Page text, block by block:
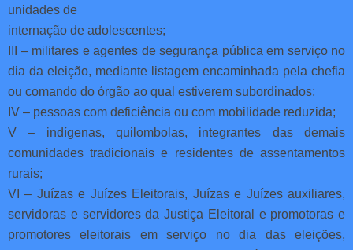
unidades de
internação de adolescentes;
III – militares e agentes de segurança pública em serviço no
dia da eleição, mediante listagem encaminhada pela chefia
ou comando do órgão ao qual estiverem subordinados;
IV – pessoas com deficiência ou com mobilidade reduzida;
V – indígenas, quilombolas, integrantes das demais
comunidades tradicionais e residentes de assentamentos
rurais;
VI – Juízas e Juízes Eleitorais, Juízas e Juízes auxiliares,
servidoras e servidores da Justiça Eleitoral e promotoras e
promotores eleitorais em serviço no dia das eleições,